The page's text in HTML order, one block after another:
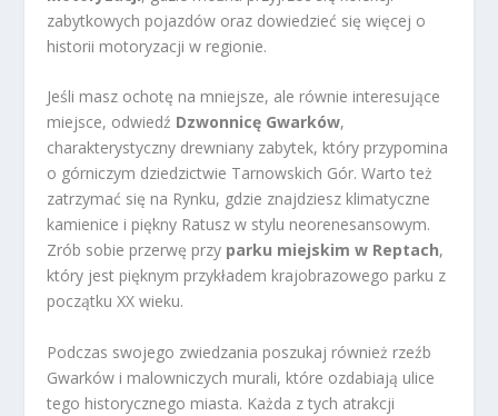
zabytkowych pojazdów oraz dowiedzieć się więcej o
historii motoryzacji w regionie.
Jeśli masz ochotę na mniejsze, ale równie interesujące
miejsce, odwiedź Dzwonnicę Gwarków,
charakterystyczny drewniany zabytek, który przypomina
o górniczym dziedzictwie Tarnowskich Gór. Warto też
zatrzymać się na Rynku, gdzie znajdziesz klimatyczne
kamienice i piękny Ratusz w stylu neorenesansowym.
Zrób sobie przerwę przy parku miejskim w Reptach,
który jest pięknym przykładem krajobrazowego parku z
początku XX wieku.
Podczas swojego zwiedzania poszukaj również rzeźb
Gwarków i malowniczych murali, które ozdabiają ulice
tego historycznego miasta. Każda z tych atrakcji